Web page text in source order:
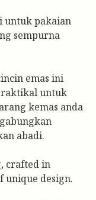
untuk pakaian
sempurna
emas ini
untuk
kemas anda
abadi.
crafted in
unique design.